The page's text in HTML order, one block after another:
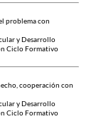
problema con
y Desarrollo
Ciclo Formativo
cooperación con
y Desarrollo
Ciclo Formativo